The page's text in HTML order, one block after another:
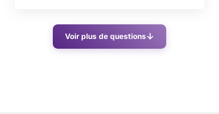
Voir plus de questions